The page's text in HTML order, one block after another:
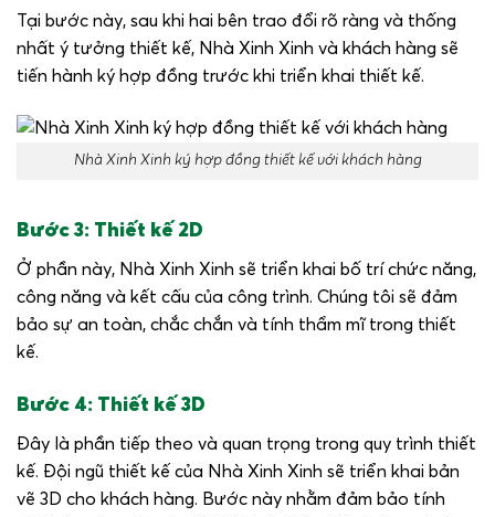
Tại bước này, sau khi hai bên trao đổi rõ ràng và thống
nhất ý tưởng thiết kế, Nhà Xinh Xinh và khách hàng sẽ
tiến hành ký hợp đồng trước khi triển khai thiết kế.
Nhà Xinh Xinh ký hợp đồng thiết kế với khách hàng
Bước 3: Thiết kế 2D
Ở phần này, Nhà Xinh Xinh sẽ triển khai bố trí chức năng,
công năng và kết cấu của công trình. Chúng tôi sẽ đảm
bảo sự an toàn, chắc chắn và tính thẩm mĩ trong thiết
kế.
Bước 4: Thiết kế 3D
Đây là phần tiếp theo và quan trọng trong quy trình thiết
kế. Đội ngũ thiết kế của Nhà Xinh Xinh sẽ triển khai bản
vẽ 3D cho khách hàng. Bước này nhằm đảm bảo tính